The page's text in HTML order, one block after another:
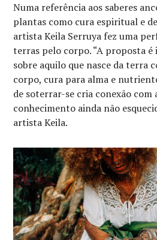
Numa referência aos saberes
plantas como cura espiritual e
artista Keila Serruya fez uma
terras pelo corpo. “A proposta
sobre aquilo que nasce da terra
corpo, cura para alma e
de soterrar-se cria conexão com
conhecimento ainda não
artista Keila.